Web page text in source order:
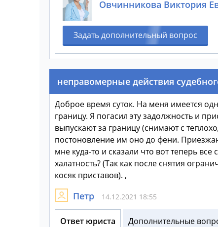
Овчинникова Виктория
Задать дополнительный вопрос
неправомерные действия
Доброе время суток. На меня имеется
границу. Я погасил эту задолжность и
выпускают за границу (снимают с
постоновление им оно до фени.
мне куда-то и сказали что вот теперь
халатность? (Так как после снятия
косяк приставов). ,
Петр 14.12.2021 18:55
Ответ юриста Дополнительные